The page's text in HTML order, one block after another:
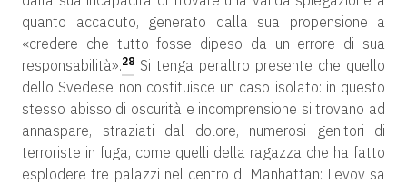
quanto accaduto, generato dalla sua propensione a
«credere che tutto fosse dipeso da un errore di sua
responsabilità».28 Si tenga peraltro presente che quello
dello Svedese non costituisce un caso isolato: in questo
stesso abisso di oscurità e incomprensione si trovano ad
annaspare, straziati dal dolore, numerosi genitori di
terroriste in fuga, come quelli della ragazza che ha fatto
esplodere tre palazzi nel centro di Manhattan: Levov sa